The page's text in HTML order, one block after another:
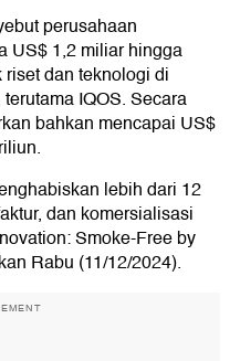
perusahaan
US$ 1,2 miliar hingga
dan teknologi di
IQOS. Secara
bahkan mencapai US$
lebih dari 12
dan komersialisasi
Smoke-Free by
Rabu (11/12/2024).